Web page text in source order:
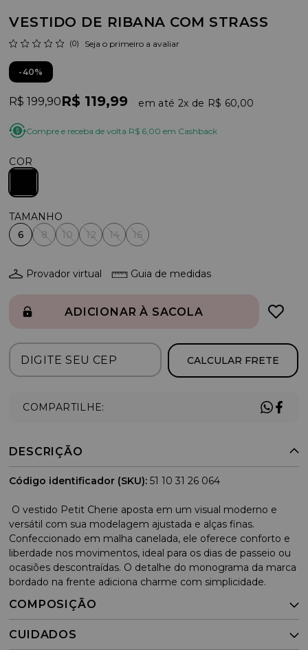
VESTIDO DE RIBANA COM STRASS
(0) Seja o primeiro a avaliar
40%
R$ 199,90R$ 119,99 2x R$ 60,00
Compre e receba de volta R$ 6,00 em Cashback
COR
6 8 10 12 14 16
Provador virtual Guia de medidas
ADICIONAR À SACOLA
CALCULAR FRETE
COMPARTILHE:
DESCRIÇÃO
Código identificador (SKU): 51 10 31 26 064
O vestido Petit Cherie aposta em um visual moderno e
versátil com sua modelagem ajustada e alças finas.
Confeccionado em malha canelada, ele oferece conforto e
liberdade nos movimentos, ideal para os dias de passeio ou
ocasiões descontraídas. O detalhe do monograma da marca
bordado na frente adiciona charme com simplicidade.
COMPOSIÇÃO
CUIDADOS